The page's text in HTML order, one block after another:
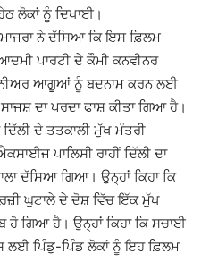
ਲੋਕਾਂ ਨੂੰ ਦਿਖਾਈ।
ਨੇ ਦੱਸਿਆ ਕਿ ਇਸ ਫ਼ਿਲਮ
ਪਾਰਟੀ ਦੇ ਕੌਮੀ ਕਨਵੀਨਰ
ਆਗੂਆਂ ਨੂੰ ਬਦਨਾਮ ਕਰਨ ਲਈ
ਦਾ ਪਰਦਾ ਫਾਸ਼ ਕੀਤਾ ਗਿਆ ਹੈ।
ਦੇ ਤਤਕਾਲੀ ਮੁੱਖ ਮੰਤਰੀ
ਪਾਲਿਸੀ ਰਾਹੀਂ ਦਿੱਲੀ ਦਾ
ਦੱ‌ਸਿਆ ਗਿਆ। ਉਨ੍ਹਾਂ ਕਿਹਾ ਕਿ
ਘੁਟਾਲੇ ਦੇ ਦੋਸ਼ ਵਿੱਚ ਇੱਕ ਮੁੱਖ
ਹੋ ‌ਗਿਆ ਹੈ। ਉਨ੍ਹਾਂ ਕਿਹਾ ਕਿ ਸਚਾਈ
ਲਈ ਪਿੰਡੁ-ਪਿੰਡ ਲੋਕਾਂ ਨੂੰ ਇਹ ਫ਼ਿਲਮ